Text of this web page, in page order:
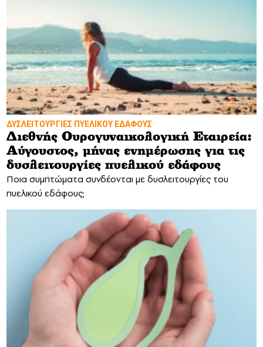
ΔΥΣΛΕΙΤΟΥΡΓΙΕΣ ΠΥΕΛΙΚΟΥ ΕΔΑΦΟΥΣ
Διεθνής Ουρογυναικολογική Εταιρεία:
Αύγουστος, μήνας ενημέρωσης για τις
δυσλειτουργίες πυελικού εδάφους
Ποια συμπτώματα συνδέονται με δυσλειτουργίες του
πυελικού εδάφους;